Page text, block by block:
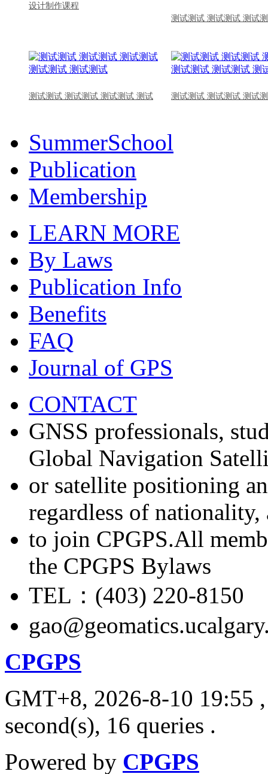
设计制作课程
测试测试 测试测试 测试
测试测试 测试测试 测试测试 测试 测试测试 测试测试 测试
SummerSchool
Publication
Membership
LEARN MORE
By Laws
Publication Info
Benefits
FAQ
Journal of GPS
CONTACT
GNSS professionals,
Global Navigation
or satellite positioning
regardless of nationality,
to join CPGPS.All
the CPGPS Bylaws
TEL：(403) 220-8150
CPGPS
GMT+8, 2026-8-10 19:55
second(s), 16 queries .
Powered by CPGPS